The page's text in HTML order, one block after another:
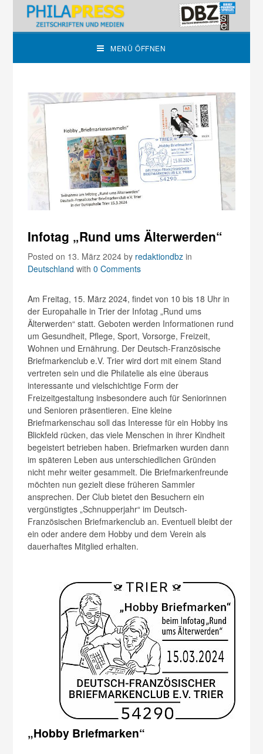
MENÜ ÖFFNEN
Infotag „Rund ums Älterwerden“
Posted on 13. März 2024by redaktiondbz in
Deutschland with0 Comments
Am Freitag, 15. März 2024, findet von 10 bis 18 Uhr in
der Europahalle in Trier der Infotag „Rund ums
Älterwerden“ statt. Geboten werden Informationen rund
um Gesundheit, Pflege, Sport, Vorsorge, Freizeit,
Wohnen und Ernährung. Der Deutsch-Französische
Briefmarkenclub e.V. Trier wird dort mit einem Stand
vertreten sein und die Philatelie als eine überaus
interessante und vielschichtige Form der
Freizeitgestaltung insbesondere auch für Seniorinnen
und Senioren präsentieren. Eine kleine
Briefmarkenschau soll das Interesse für ein Hobby ins
Blickfeld rücken, das viele Menschen in ihrer Kindheit
begeistert betrieben haben. Briefmarken wurden dann
im späteren Leben aus unterschiedlichen Gründen
nicht mehr weiter gesammelt. Die Briefmarkenfreunde
möchten nun gezielt diese früheren Sammler
ansprechen. Der Club bietet den Besuchern ein
vergünstigtes „Schnupperjahr“ im Deutsch-
Französischen Briefmarkenclub an. Eventuell bleibt der
ein oder andere dem Hobby und dem Verein als
dauerhaftes Mitglied erhalten.
„Hobby Briefmarken“